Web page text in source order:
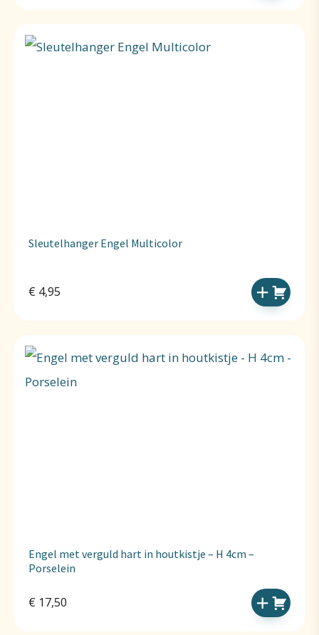
Sleutelhanger Engel Multicolor
€ 4,95
Engel met verguld hart in houtkistje – H 4cm –
Porselein
€ 17,50